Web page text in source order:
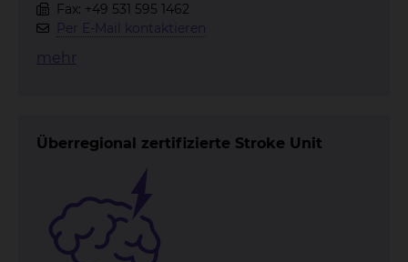
Fax: +49 531 595 1462
Per E-Mail kontaktieren
mehr
Überregional zertifizierte Stroke Unit